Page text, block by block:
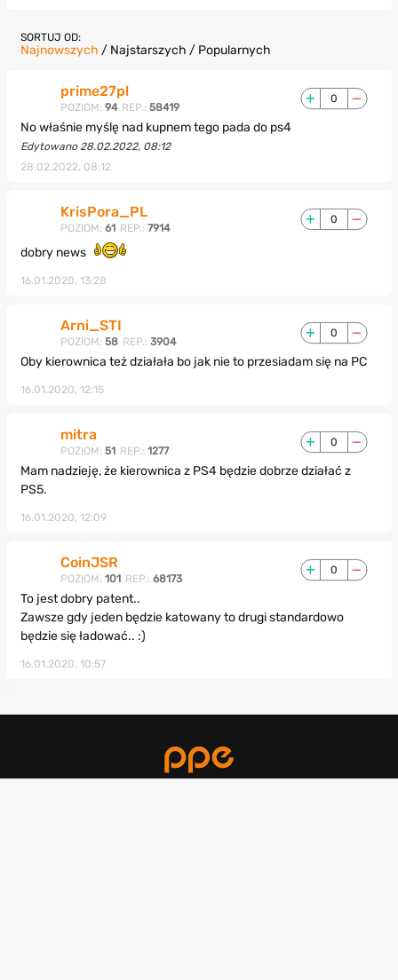
SORTUJ OD:
Najnowszych / Najstarszych / Popularnych
prime27pl
POZIOM: 94 REP.: 58419
0
No właśnie myślę nad kupnem tego pada do ps4
Edytowano 28.02.2022, 08:12
28.02.2022, 08:12
KrisPora_PL
POZIOM: 61 REP.: 7914
0
dobry news
16.01.2020, 13:28
Arni_STI
POZIOM: 58 REP.: 3904
0
Oby kierownica też działała bo jak nie to przesiadam się na PC
16.01.2020, 12:15
mitra
POZIOM: 51 REP.: 1277
0
Mam nadzieję, że kierownica z PS4 będzie dobrze działać z
PS5.
16.01.2020, 12:09
CoinJSR
POZIOM: 101 REP.: 68173
0
To jest dobry patent..
Zawsze gdy jeden będzie katowany to drugi standardowo
będzie się ładować.. :)
16.01.2020, 10:57